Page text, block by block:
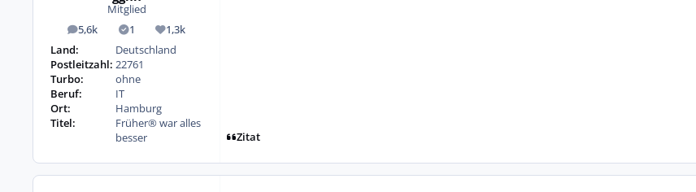
Mitglied
5,6k
Beiträge 1
Lösungen1,3k
Reputation
Land:
Deutschland
Postleitzahl: 22761
Turbo:
ohne
Beruf:
IT
Ort:
Hamburg
Titel:
Früher® war alles
besser
Zitat